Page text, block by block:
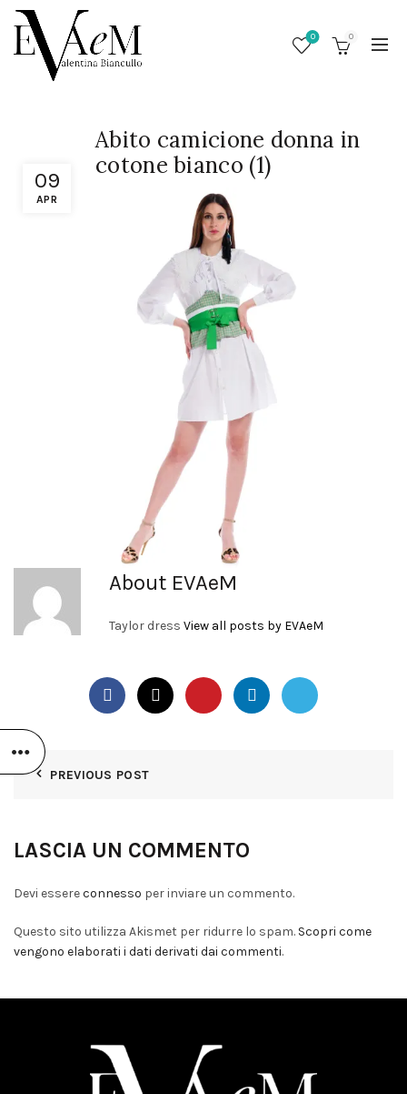
0 0
09
APR
Abito camicione donna in
cotone bianco (1)
About EVAeM
Taylor dress View all posts by EVAeM
PREVIOUS POST
LASCIA UN COMMENTO
Devi essereconnesso per inviare un commento.
Questo sito utilizza Akismet per ridurre lo spam. Scopri come
vengono elaborati i dati derivati dai commenti.